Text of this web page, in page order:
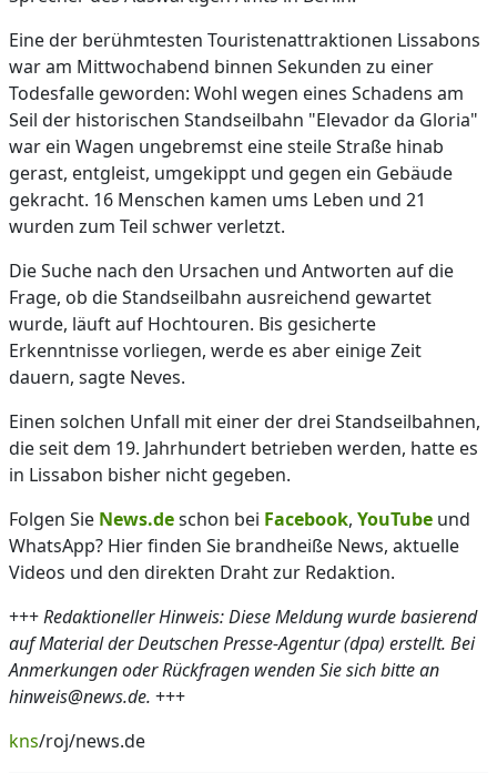
Eine der berühmtesten Touristenattraktionen Lissabons
war am Mittwochabend binnen Sekunden zu einer
Todesfalle geworden: Wohl wegen eines Schadens am
Seil der historischen Standseilbahn "Elevador da Gloria"
war ein Wagen ungebremst eine steile Straße hinab
gerast, entgleist, umgekippt und gegen ein Gebäude
gekracht. 16 Menschen kamen ums Leben und 21
wurden zum Teil schwer verletzt.
Die Suche nach den Ursachen und Antworten auf die
Frage, ob die Standseilbahn ausreichend gewartet
wurde, läuft auf Hochtouren. Bis gesicherte
Erkenntnisse vorliegen, werde es aber einige Zeit
dauern, sagte Neves.
Einen solchen Unfall mit einer der drei Standseilbahnen,
die seit dem 19. Jahrhundert betrieben werden, hatte es
in Lissabon bisher nicht gegeben.
Folgen Sie News.deschon bei Facebook, YouTube und
WhatsApp? Hier finden Sie brandheiße News, aktuelle
Videos und den direkten Draht zur Redaktion.
+++Redaktioneller Hinweis: Diese Meldung wurde basierend
auf Material der Deutschen Presse-Agentur (dpa) erstellt. Bei
Anmerkungen oder Rückfragen wenden Sie sich bitte an
hinweis@news.de. +++
kns/roj/news.de